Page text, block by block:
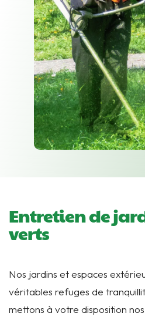
Entretien de
verts
Nos jardins et espaces
véritables refuges de
mettons à votre disposition